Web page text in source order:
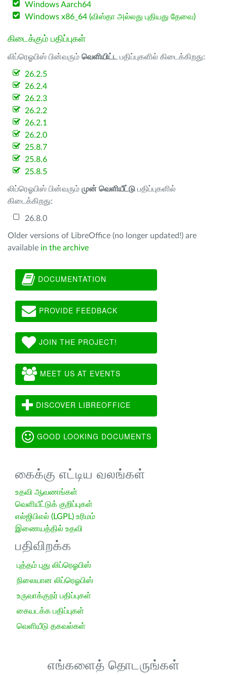
Windows Aarch64
Windows x86_64 (விஸ்தா அல்லது புதியது தேவை)
கிடைக்கும் பதிப்புகள்
லிப்ரெஓபிஸ் பின்வரும் வெளியிட்ட பதிப்புகளில் கிடைக்கிறது:
26.2.5
26.2.4
26.2.3
26.2.2
26.2.1
26.2.0
25.8.7
25.8.6
25.8.5
லிப்ரெஓபிஸ் பின்வரும் முன் வெளியீட்டு பதிப்புகளில்
கிடைக்கிறது:
26.8.0
Older versions of LibreOffice (no longer updated!) are
available in the archive
DOCUMENTATION
PROVIDE FEEDBACK
JOIN THE PROJECT!
MEET US AT EVENTS
DISCOVER LIBREOFFICE
GOOD LOOKING DOCUMENTS
கைக்கு எட்டிய வலங்கள்
உதவி ஆவணங்கள்
வெளியீட்டுக் குறிப்புகள்
எல்ஜிபிஎல் (LGPL) உரிமம்
இணையத்தில் உதவி
பதிவிறக்க
புத்தம் புது லிப்ரெஓபிஸ்
நிலையான லிப்ரெஓபிஸ்
உருவாக்குநர் பதிப்புகள்
கையடக்க பதிப்புகள்
வெளியீடு தகவல்கள்
எங்களைத் தொடருங்கள்